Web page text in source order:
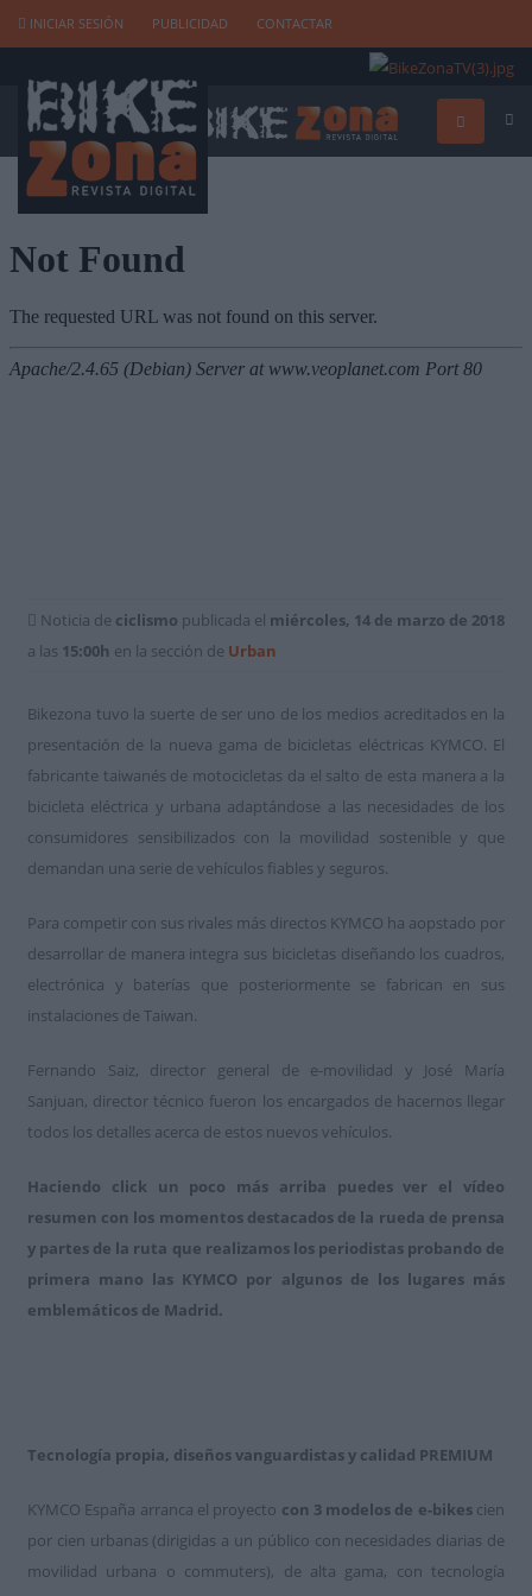
INICIAR SESIÓN PUBLICIDAD CONTACTAR
Noticia de ciclismo publicada el miércoles, 14 de marzo de 2018
a las 15:00h en la sección de Urban
Bikezona tuvo la suerte de ser uno de los medios acreditados en la
presentación de la nueva gama de bicicletas eléctricas KYMCO. El
fabricante taiwanés de motocicletas da el salto de esta manera a la
bicicleta eléctrica y urbana adaptándose a las necesidades de los
consumidores sensibilizados con la movilidad sostenible y que
demandan una serie de vehículos fiables y seguros.
Para competir con sus rivales más directos KYMCO ha aopstado por
desarrollar de manera integra sus bicicletas diseñando los cuadros,
electrónica y baterías que posteriormente se fabrican en sus
instalaciones de Taiwan.
Fernando Saiz, director general de e-movilidad y José María
Sanjuan, director técnico fueron los encargados de hacernos llegar
todos los detalles acerca de estos nuevos vehículos.
Haciendo click un poco más arriba puedes ver el vídeo
resumen con los momentos destacados de la rueda de prensa
y partes de la ruta que realizamos los periodistas probando de
primera mano las KYMCO por algunos de los lugares más
emblemáticos de Madrid.
Tecnología propia, diseños vanguardistas y calidad PREMIUM
KYMCO España arranca el proyecto con 3 modelos de e-bikescien
por cien urbanas (dirigidas a un público con necesidades diarias de
movilidad urbana o commuters), de alta gama, con tecnología